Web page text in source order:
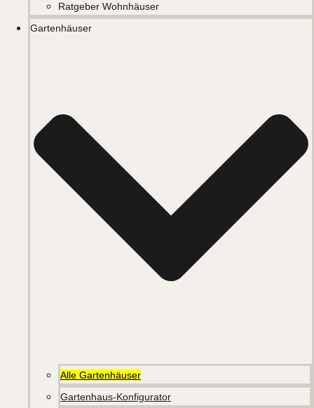
Ratgeber Wohnhäuser
Gartenhäuser
Alle Gartenhäuser
Gartenhaus-Konfigurator